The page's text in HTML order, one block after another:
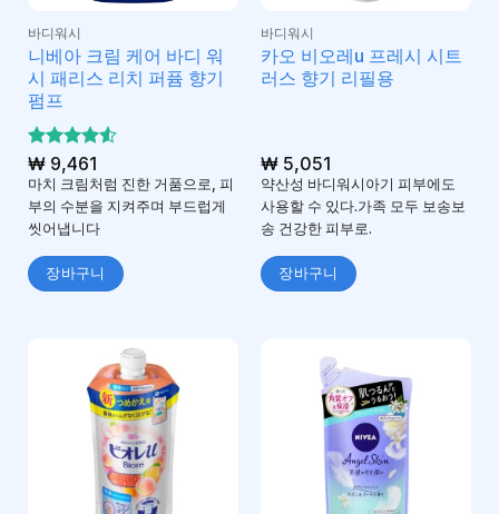
바디워시
니베아 크림 케어 바디 워
시 패리스 리치 퍼퓸 향기
펌프
5 중에서
4.5로 평
가됨
₩9,461
마치 크림처럼 진한 거품으로, 피
부의 수분을 지켜주며 부드럽게
씻어냅니다
장바구니
바디워시
카오 비오레u 프레시 시트
러스 향기 리필용
₩5,051
약산성 바디워시아기 피부에도
사용할 수 있다.가족 모두 보송보
송 건강한 피부로.
장바구니